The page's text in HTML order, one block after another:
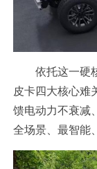
依托这一硬
皮卡四大核心难
馈电动力不衰减
全场景、最智能